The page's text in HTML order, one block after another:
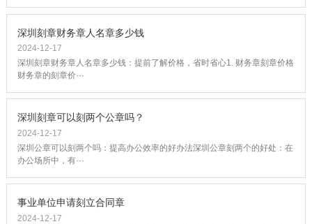
深圳刻章财务章人名章多少钱
2024-12-17
深圳刻章财务章人名章多少钱：提前了解价格，省时省心1. 财务章刻章价格
财务章的刻章价···
深圳刻章可以刻两个公章吗？
2024-12-17
深圳公章可以刻两个吗：提高办公效率的好办法深圳公章刻两个的好处：在
办公场所中，有···
事业单位申请刻立合同章
2024-12-17